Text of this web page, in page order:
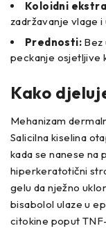
Koloidni
zadržavanje vlage
Prednosti: Bez
peckanje osjetljive
Kako
Mehanizam
Salicilna kiselina
kada se nanese na
hiperkeratotični
gelu da nježno
bisabolol ulaze u
citokine poput